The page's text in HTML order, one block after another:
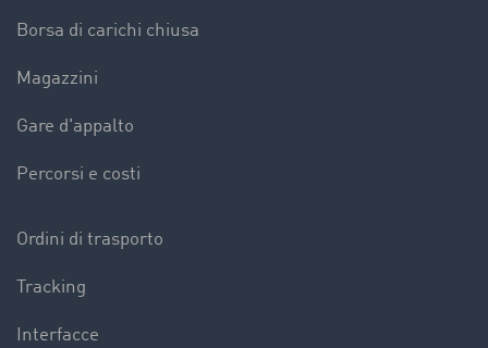
Borsa di carichi chiusa
Magazzini
Gare d'appalto
Percorsi e costi
Ordini di trasporto
Tracking
Interfacce